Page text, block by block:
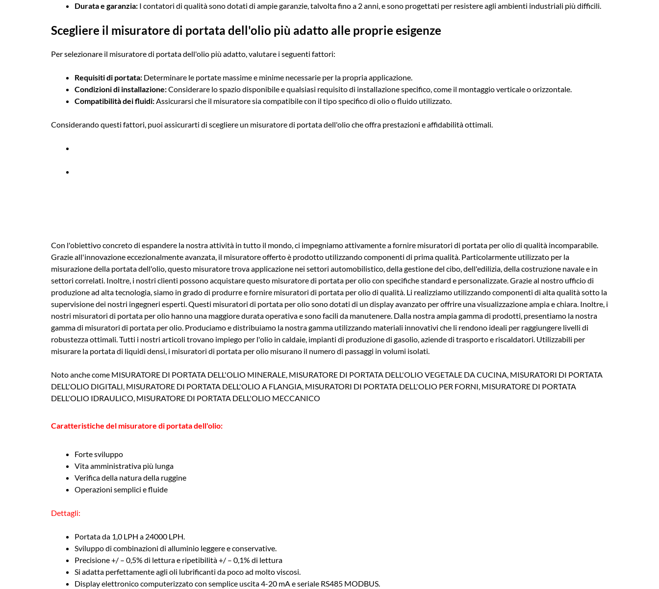
Durata e garanzia: I contatori di qualità sono dotati di ampie garanzie, talvolta fino a 2 anni, e sono progettati per resistere agli ambienti industriali più difficili.
Scegliere il misuratore di portata dell'olio più adatto alle proprie esigenze
Per selezionare il misuratore di portata dell'olio più adatto, valutare i seguenti fattori:
Requisiti di portata: Determinare le portate massime e minime necessarie per la propria applicazione.
Condizioni di installazione:Considerare lo spazio disponibile e qualsiasi requisito di installazione specifico, come il montaggio verticale o orizzontale.
Compatibilità dei fluidi:Assicurarsi che il misuratore sia compatibile con il tipo specifico di olio o fluido utilizzato.
Considerando questi fattori, puoi assicurarti di scegliere un misuratore di portata dell'olio che offra prestazioni e affidabilità ottimali.
Con l'obiettivo concreto di espandere la nostra attività in tutto il mondo, ci impegniamo attivamente a fornire misuratori di portata per olio di qualità incomparabile.
Grazie all'innovazione eccezionalmente avanzata, il misuratore offerto è prodotto utilizzando componenti di prima qualità. Particolarmente utilizzato per la
misurazione della portata dell'olio, questo misuratore trova applicazione nei settori automobilistico, della gestione del cibo, dell'edilizia, della costruzione navale e in
settori correlati. Inoltre, i nostri clienti possono acquistare questo misuratore di portata per olio con specifiche standard e personalizzate. Grazie al nostro ufficio di
produzione ad alta tecnologia, siamo in grado di produrre e fornire misuratori di portata per olio di qualità. Li realizziamo utilizzando componenti di alta qualità sotto la
supervisione dei nostri ingegneri esperti. Questi misuratori di portata per olio sono dotati di un display avanzato per offrire una visualizzazione ampia e chiara. Inoltre, i
nostri misuratori di portata per olio hanno una maggiore durata operativa e sono facili da manutenere. Dalla nostra ampia gamma di prodotti, presentiamo la nostra
gamma di misuratori di portata per olio. Produciamo e distribuiamo la nostra gamma utilizzando materiali innovativi che li rendono ideali per raggiungere livelli di
robustezza ottimali. Tutti i nostri articoli trovano impiego per l'olio in caldaie, impianti di produzione di gasolio, aziende di trasporto e riscaldatori. Utilizzabili per
misurare la portata di liquidi densi, i misuratori di portata per olio misurano il numero di passaggi in volumi isolati.
Noto anche come MISURATORE DI PORTATA DELL'OLIO MINERALE, MISURATORE DI PORTATA DELL'OLIO VEGETALE DA CUCINA, MISURATORI DI PORTATA
DELL'OLIO DIGITALI, MISURATORE DI PORTATA DELL'OLIO A FLANGIA, MISURATORI DI PORTATA DELL'OLIO PER FORNI, MISURATORE DI PORTATA
DELL'OLIO IDRAULICO, MISURATORE DI PORTATA DELL'OLIO MECCANICO
Caratteristiche del misuratore di portata dell'olio:
Forte sviluppo
Vita amministrativa più lunga
Verifica della natura della ruggine
Operazioni semplici e fluide
Dettagli:
Portata da 1,0 LPH a 24000 LPH.
Sviluppo di combinazioni di alluminio leggere e conservative.
Precisione +/ – 0,5% di lettura e ripetibilità +/ – 0,1% di lettura
Si adatta perfettamente agli oli lubrificanti da poco ad molto viscosi.
Display elettronico computerizzato con semplice uscita 4-20 mA e seriale RS485 MODBUS.